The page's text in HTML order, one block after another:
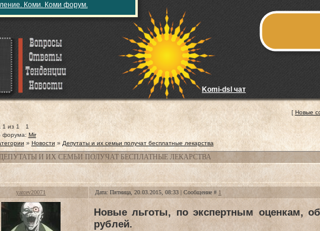
Коми. Коми форум.
Komi-dsl чат
[ Новые
1 из 1
1
форума: Mir
» Новости » Депутаты и их семьи получат бесплатные лекарства
И ИХ СЕМЬИ ПОЛУЧАТ БЕСПЛАТНЫЕ ЛЕКАРСТВА
yarcev20071 Дата: Пятница, 20.03.2015, 08:33 | Сообщение # 1
Новые льготы, по экспертным оценкам,
рублей.